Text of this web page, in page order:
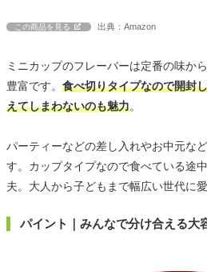
この商品を見る 出典：Amazon
ミニカップのフレーバーは定番の味か
豊富です。 食べ切りタイプなので開封
えてしまわないのも魅力。
パーティーなどの差し入れやお中元な
す。カップタイプなので食べている途
夫。大人から子どもまで幅広い世代に
パイント｜みんなで分け合える大